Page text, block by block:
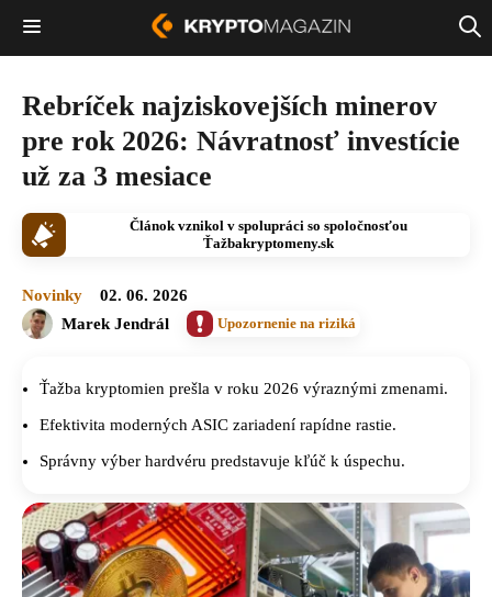
Rebríček najziskovejších minerov
pre rok 2026: Návratnosť investície
už za 3 mesiace
Článok vznikol v spolupráci so spoločnosťou
Ťažbakryptomeny.sk
Novinky
02. 06. 2026
Marek Jendrál
Upozornenie na riziká
Ťažba kryptomien prešla v roku 2026 výraznými zmenami.
Efektivita moderných ASIC zariadení rapídne rastie.
Správny výber hardvéru predstavuje kľúč k úspechu.